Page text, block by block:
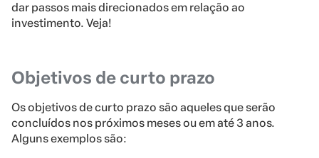
dar passos mais direcionados em relação ao
investimento. Veja!
Objetivos de curto prazo
Os objetivos de curto prazo são aqueles que serão
concluídos nos próximos meses ou em até 3 anos.
Alguns exemplos são: